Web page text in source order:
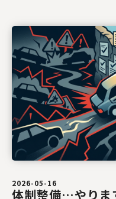
2026-05-16
体制整備…やりま